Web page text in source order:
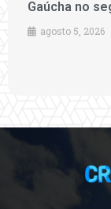
Gaúcha no
agosto 5, 2026